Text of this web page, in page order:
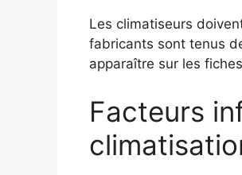
Les climatiseurs
fabricants sont tenus
apparaître sur les
Facteurs